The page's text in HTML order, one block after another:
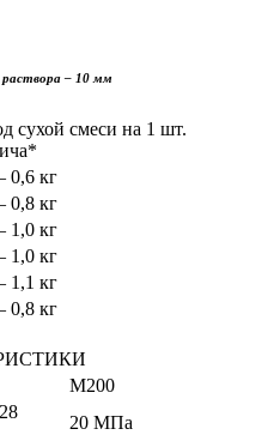
раствора – 10 мм
сухой смеси на 1 шт.
0,6 кг
0,8 кг
1,0 кг
1,0 кг
1,1 кг
0,8 кг
М200
20 МПа